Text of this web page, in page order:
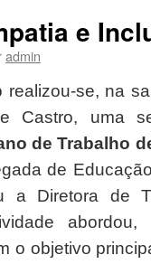
e
admin
se, na
Castro, uma
de Trabalho
de
a Diretora de
abordou,
o objetivo